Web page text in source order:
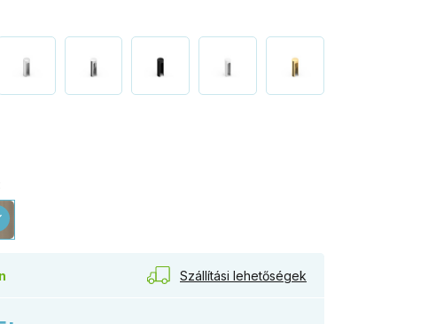
Bronz
Szállítási lehetőségek